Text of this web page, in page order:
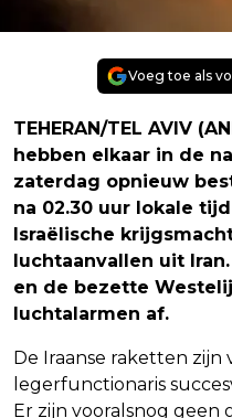
Voeg toe als
TEHERAN/TEL AVIV
hebben elkaar in de
zaterdag opnieuw
na 02.30 uur lokale
Israëlische
luchtaanvallen uit
en de bezette
luchtalarmen af.
De Iraanse raketten zijn
legerfunctionaris
Er zijn vooralsnog geen